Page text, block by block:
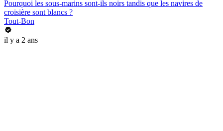
Pourquoi les sous-marins sont-ils noirs tandis que les navires de
croisière sont blancs ?
Tout-Bon
il y a 2 ans